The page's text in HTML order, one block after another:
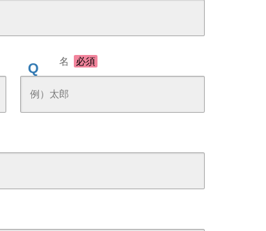
名 必須